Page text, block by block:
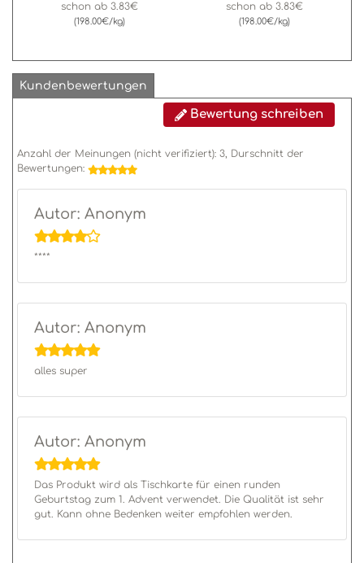
schon ab 3.83€
(198.00€/kg)
schon ab 3.83€
(198.00€/kg)
Kundenbewertungen
Bewertung schreiben
Anzahl der Meinungen (nicht verifiziert): 3, Durschnitt der
Bewertungen:
Autor: Anonym
****
Autor: Anonym
alles super
Autor: Anonym
Das Produkt wird als Tischkarte für einen runden
Geburtstag zum 1. Advent verwendet. Die Qualität ist sehr
gut. Kann ohne Bedenken weiter empfohlen werden.